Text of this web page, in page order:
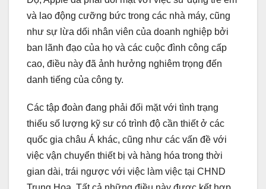
và lao động cưỡng bức trong các nhà máy, cũng
như sự lừa dối nhân viên của doanh nghiệp bởi
ban lãnh đạo của họ và các cuộc đình công cấp
cao, điều này đã ảnh hưởng nghiêm trọng đến
danh tiếng của công ty.
Các tập đoàn đang phải đối mặt với tình trạng
thiếu số lượng kỹ sư có trình độ cần thiết ở các
quốc gia châu Á khác, cũng như các vấn đề với
việc vận chuyển thiết bị và hàng hóa trong thời
gian dài, trái ngược với việc làm việc tại CHND